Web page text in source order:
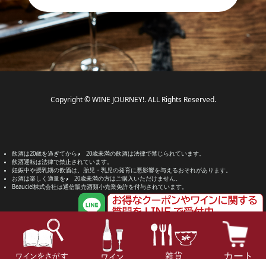
Copyright © WINE JOURNEY!. ALL Rights Reserved.
飲酒は20歳を過ぎてから。
20歳未満の飲酒は法律で禁じられています。
飲酒運転は法律で禁止されています。
妊娠中や授乳期の飲酒は、胎児・乳児の発育に悪影響を与えるおそれがあります。
お酒は楽しく適量を。
20歳未満の方はご購入いただけません。
Beauciel株式会社は通信販売酒類小売業免許を付与されています。